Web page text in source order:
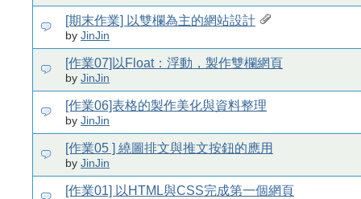
[期末作業] 以雙欄為主的網站設計
by JinJin
[作業07]以Float：浮動，製作雙欄網頁
by JinJin
[作業06]表格的製作美化與資料整理
by JinJin
[作業05 ] 繞圖排文與推文按鈕的應用
by JinJin
[作業01] 以HTML與CSS完成第一個網頁